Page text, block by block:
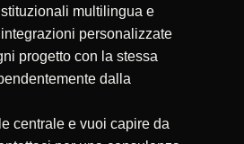
multilingua e
personalizzate
progetto con la stessa
dalla
centrale e vuoi capire da